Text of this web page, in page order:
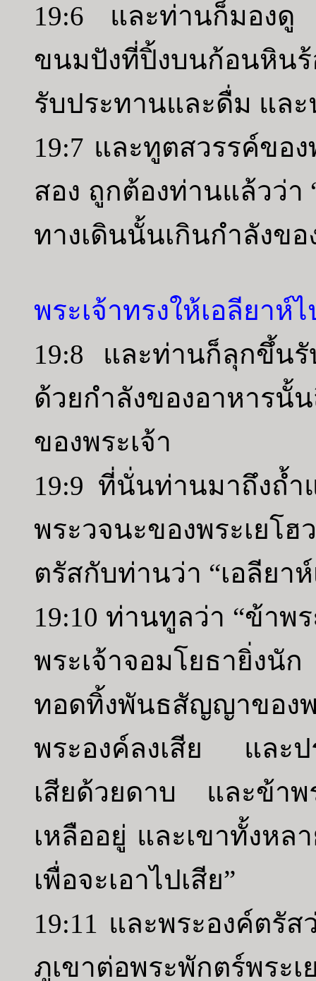
19:6 และท่านก็มองดู
ขนมปังที่ปิ้งบนก้อนหิน
รับประทานและดื่ม แล
19:7 และทูตสวรรค์ขอ
สอง ถูกต้องท่านแล้วว่า
ทางเดินนั้นเกินกำลังขอ
พระเจ้าทรงให้เอลียาห์
19:8 และท่านก็ลุกขึ้น
ด้วยกำลังของอาหารนั้
ของพระเจ้า
19:9 ที่นั่นท่านมาถึงถ้ำ
พระวจนะของพระเย
ตรัสกับท่านว่า “เอลียา
19:10 ท่านทูลว่า “ข้าพ
พระเจ้าจอมโยธายิ่งนั
ทอดทิ้งพันธสัญญาขอ
พระองค์ลงเสีย และป
เสียด้วยดาบ และข้าพ
เหลืออยู่ และเขาทั้งหล
เพื่อจะเอาไปเสีย”
19:11 และพระองค์ตรั
ภูเขาต่อพระพักตร์พระ